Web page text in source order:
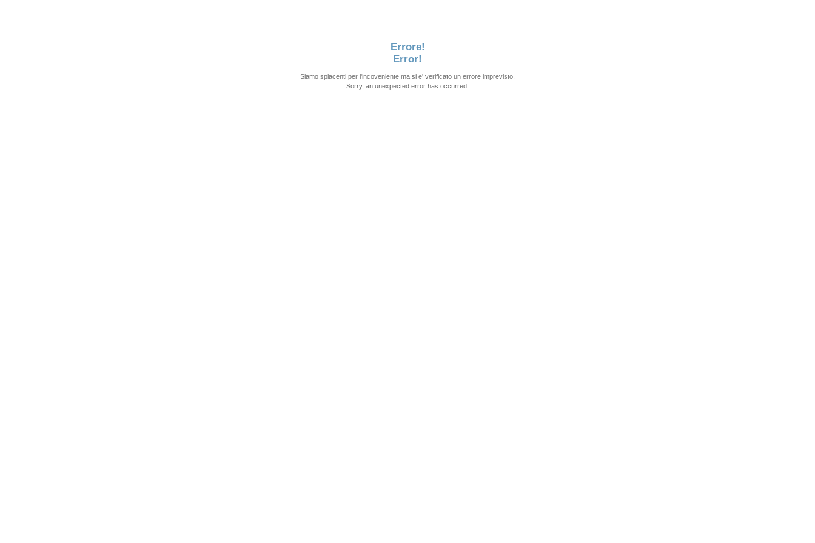
Errore!
Error!
Siamo spiacenti per l'incoveniente ma si e' verificato un errore imprevisto.
Sorry, an unexpected error has occurred.